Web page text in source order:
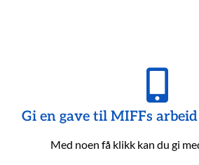
Gi en gave til MIFFs
Med noen få klikk kan du gi